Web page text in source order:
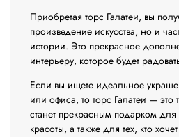
Приобретая торс Галатеи, вы
произведение искусства, но и
истории. Это прекрасное
интерьеру, которое будет
Если вы ищете идеальное
или офиса, то торс Галатеи —
станет прекрасным подарком для
красоты, а также для тех, кто